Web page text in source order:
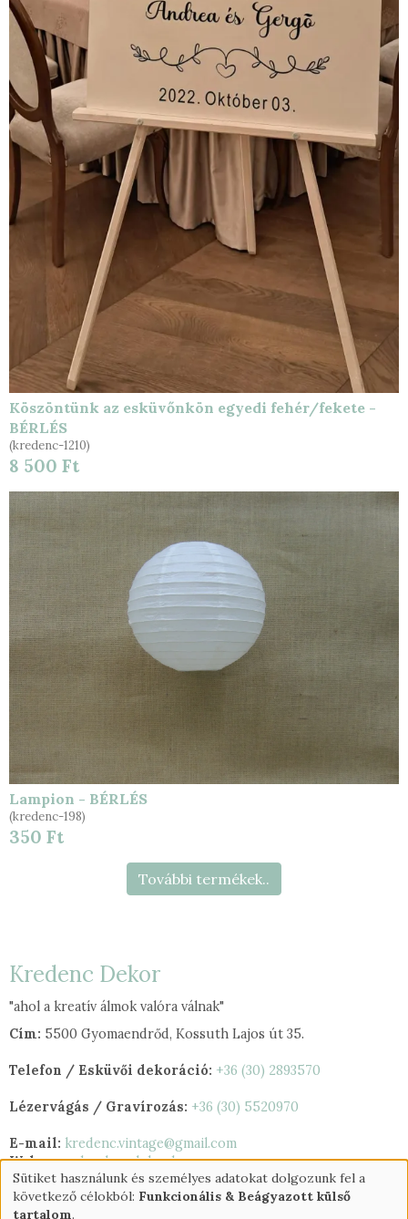
Köszöntünk az esküvőnkön egyedi fehér/fekete -
BÉRLÉS
(kredenc-1210)
8 500 Ft
Lampion - BÉRLÉS
(kredenc-198)
350 Ft
További termékek..
Kredenc Dekor
"ahol a kreatív álmok valóra válnak"
Cím: 5500 Gyomaendrőd, Kossuth Lajos út 35.
Telefon / Esküvői dekoráció: +36 (30) 2893570
Lézervágás / Gravírozás: +36 (30) 5520970
E-mail: kredenc.vintage@gmail.com
Web: www.kredencdekor.hu
Személyes
adatok
Sütiket használunk és személyes adatokat dolgozunk fel a
következő célokból: Funkcionális & Beágyazott külső
tartalom.